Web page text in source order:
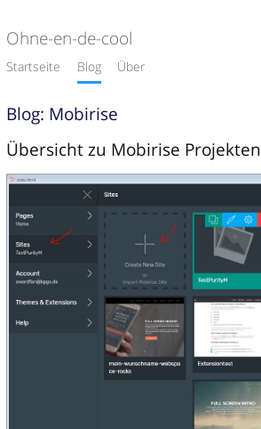
Ohne-en-de-cool
Startseite Blog Über
Blog: Mobirise
Übersicht zu Mobirise Projekten